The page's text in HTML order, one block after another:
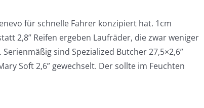
für schnelle Fahrer konzipiert hat. 1cm
2,8” Reifen ergeben Laufräder, die zwar weniger
sind Spezialized Butcher 27,5×2,6”
Soft 2,6” gewechselt. Der sollte im Feuchten